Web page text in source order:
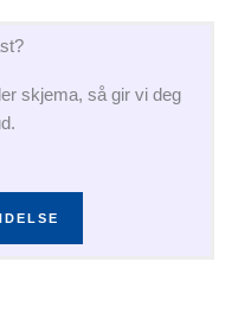
skjema, så gir vi deg